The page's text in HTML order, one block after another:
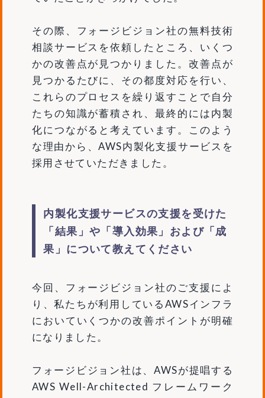
その際、フォージビジョン社の無料技術
相談サービスを依頼したところ、いくつ
かの改善点が見つかりました。改善点が
見つかるたびに、その都度対応を行い、
これらのプロセスを繰り返すことで自分
たちの知識が蓄積され、最終的には内製
化につながると考えています。このよう
な理由から、AWS内製化支援サービスを
採用させていただきました。
内製化支援サービスの支援を受けた
「結果」や「導入効果」および「成
果」について教えてください
今回、フォージビジョン社のご支援によ
り、私たちが利用しているAWSインフラ
においていくつかの改善ポイントが明確
になりました。
フォージビジョン社は、AWSが提唱する
AWS Well-Architected フレームワーク